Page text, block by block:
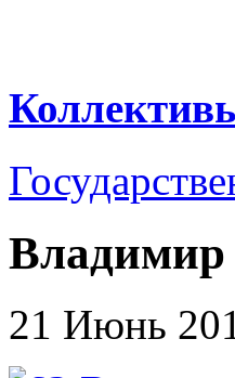
Владимир
21 Июнь